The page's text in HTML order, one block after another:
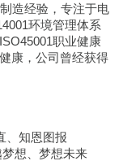
造经验，专注于电
环境管理体系
职业健康
康，公司曾经获得
知恩图报
想、梦想未来